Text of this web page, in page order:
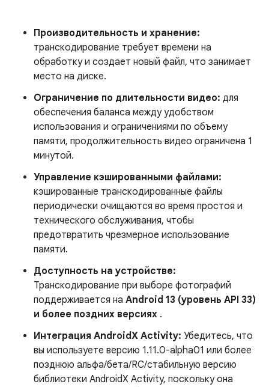
Производительность и хранение:
транскодирование требует времени на
обработку и создает новый файл, что занимает
место на диске.
Ограничение по длительности видео: для
обеспечения баланса между удобством
использования и ограничениями по объему
памяти, продолжительность видео ограничена 1
минутой.
Управление кэшированными файлами:
кэшированные транскодированные файлы
периодически очищаются во время простоя и
технического обслуживания, чтобы
предотвратить чрезмерное использование
памяти.
Доступность на устройстве:
Транскодирование при выборе фотографий
поддерживается на Android 13 (уровень API 33)
и более поздних версиях .
Интеграция AndroidX Activity: Убедитесь, что
вы используете версию 1.11.0-alpha01 или более
позднюю альфа/бета/RC/стабильную версию
библиотеки AndroidX Activity, поскольку она